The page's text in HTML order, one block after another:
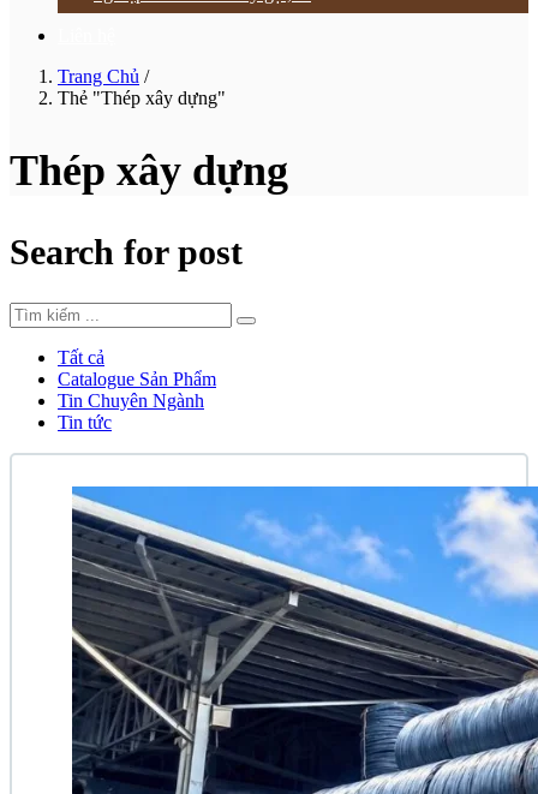
Trang Chủ /
Thẻ "Thép xây dựng"
Thép xây dựng
Search for post
Tất cả
Catalogue Sản Phẩm
Tin Chuyên Ngành
Tin tức